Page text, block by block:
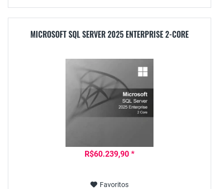
MICROSOFT SQL SERVER 2025 ENTERPRISE 2-CORE
R$60.239,90 *
Favoritos